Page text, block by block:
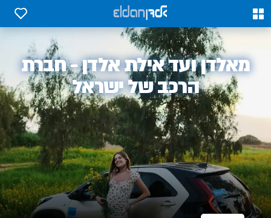
0
0
אלדן
מאלדן ועד אילת אלדן - חברת
הרכב של ישראל